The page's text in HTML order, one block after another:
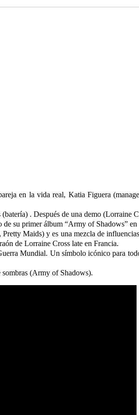
en la vida real, Katia Figuera
. Después de una demo (Lorraine
su primer álbum “Army of Shadows” en
Maids) y es una mezcla de
de Lorraine Cross late en Francia.
Mundial. Un símbolo icónico para
sombras (Army of Shadows).